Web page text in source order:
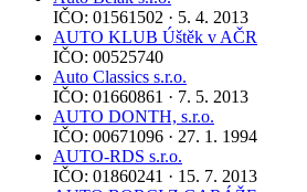
IČO: 01561502 · 5. 4. 2013
AUTO KLUB Úštěk v AČR
IČO: 00525740
Auto Classics s.r.o.
IČO: 01660861 · 7. 5. 2013
AUTO DONTH, s.r.o.
IČO: 00671096 · 27. 1. 1994
AUTO-RDS s.r.o.
IČO: 01860241 · 15. 7. 2013